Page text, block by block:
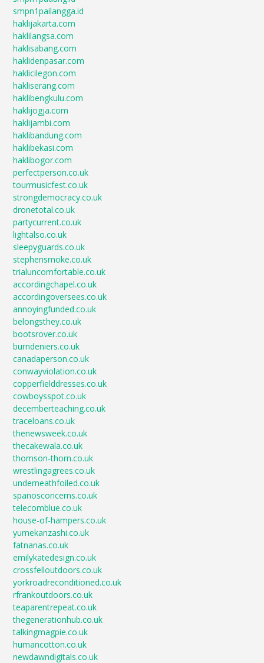
smpn1pailangga.id
haklijakarta.com
haklilangsa.com
haklisabang.com
haklidenpasar.com
haklicilegon.com
hakliserang.com
haklibengkulu.com
haklijogja.com
haklijambi.com
haklibandung.com
haklibekasi.com
haklibogor.com
perfectperson.co.uk
tourmusicfest.co.uk
strongdemocracy.co.uk
dronetotal.co.uk
partycurrent.co.uk
lightalso.co.uk
sleepyguards.co.uk
stephensmoke.co.uk
trialuncomfortable.co.uk
accordingchapel.co.uk
accordingoversees.co.uk
annoyingfunded.co.uk
belongsthey.co.uk
bootsrover.co.uk
burndeniers.co.uk
canadaperson.co.uk
conwayviolation.co.uk
copperfielddresses.co.uk
cowboysspot.co.uk
decemberteaching.co.uk
traceloans.co.uk
thenewsweek.co.uk
thecakewala.co.uk
thomson-thorn.co.uk
wrestlingagrees.co.uk
underneathfoiled.co.uk
spanosconcerns.co.uk
telecomblue.co.uk
house-of-hampers.co.uk
yumekanzashi.co.uk
fatnanas.co.uk
emilykatedesign.co.uk
crossfelloutdoors.co.uk
yorkroadreconditioned.co.uk
rfrankoutdoors.co.uk
teaparentrepeat.co.uk
thegenerationhub.co.uk
talkingmagpie.co.uk
humancotton.co.uk
newdawndigitals.co.uk